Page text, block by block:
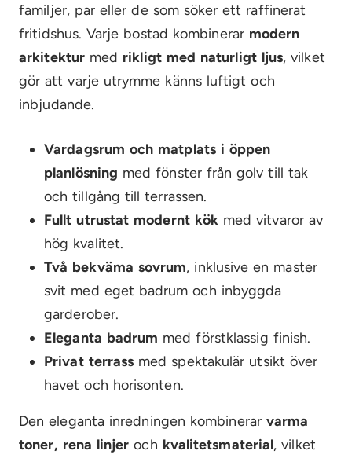
familjer, par eller de som söker ett raffinerat
fritidshus. Varje bostad kombinerar modern
arkitektur med rikligt med naturligt ljus, vilket
gör att varje utrymme känns luftigt och
inbjudande.
Vardagsrum och matplats i öppen
planlösning med fönster från golv till tak
och tillgång till terrassen.
Fullt utrustat modernt kök med vitvaror av
hög kvalitet.
Två bekväma sovrum, inklusive en master
svit med eget badrum och inbyggda
garderober.
Eleganta badrum med förstklassig finish.
Privat terrass med spektakulär utsikt över
havet och horisonten.
Den eleganta inredningen kombinerar varma
toner, rena linjer och kvalitetsmaterial, vilket